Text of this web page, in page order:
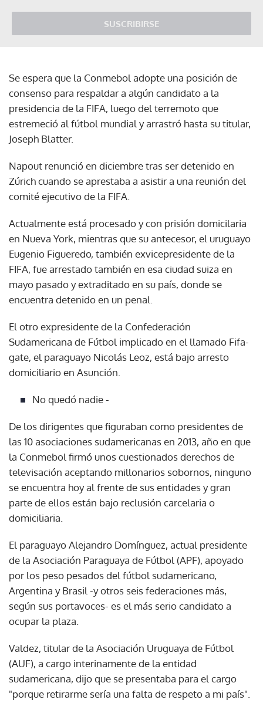
SUSCRIBIRSE
Se espera que la Conmebol adopte una posición de
consenso para respaldar a algún candidato a la
presidencia de la FIFA, luego del terremoto que
estremeció al fútbol mundial y arrastró hasta su titular,
Joseph Blatter.
Napout renunció en diciembre tras ser detenido en
Zúrich cuando se aprestaba a asistir a una reunión del
comité ejecutivo de la FIFA.
Actualmente está procesado y con prisión domicilaria
en Nueva York, mientras que su antecesor, el uruguayo
Eugenio Figueredo, también exvicepresidente de la
FIFA, fue arrestado también en esa ciudad suiza en
mayo pasado y extraditado en su país, donde se
encuentra detenido en un penal.
El otro expresidente de la Confederación
Sudamericana de Fútbol implicado en el llamado Fifa-
gate, el paraguayo Nicolás Leoz, está bajo arresto
domiciliario en Asunción.
No quedó nadie -
De los dirigentes que figuraban como presidentes de
las 10 asociaciones sudamericanas en 2013, año en que
la Conmebol firmó unos cuestionados derechos de
televisación aceptando millonarios sobornos, ninguno
se encuentra hoy al frente de sus entidades y gran
parte de ellos están bajo reclusión carcelaria o
domiciliaria.
El paraguayo Alejandro Domínguez, actual presidente
de la Asociación Paraguaya de Fútbol (APF), apoyado
por los peso pesados del fútbol sudamericano,
Argentina y Brasil -y otros seis federaciones más,
según sus portavoces- es el más serio candidato a
ocupar la plaza.
Valdez, titular de la Asociación Uruguaya de Fútbol
(AUF), a cargo interinamente de la entidad
sudamericana, dijo que se presentaba para el cargo
"porque retirarme sería una falta de respeto a mi país".